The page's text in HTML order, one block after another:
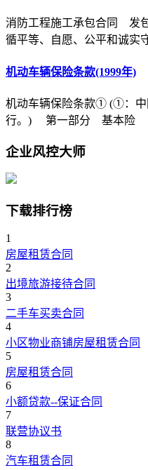
消防工程施工承包合同 发
循平等、自愿、公平和诚实
机动车辆保险条款(1999年)
机动车辆保险条款① (①：中
行。) 第一部分 基本险
企业风控大师
下载排行榜
1
房屋租赁合同
2
出境旅游接待合同
3
二手车买卖合同
4
小区物业商铺房屋租赁合同
5
房屋租赁合同
6
小额贷款--保证合同
7
联营协议书
8
汽车租赁合同